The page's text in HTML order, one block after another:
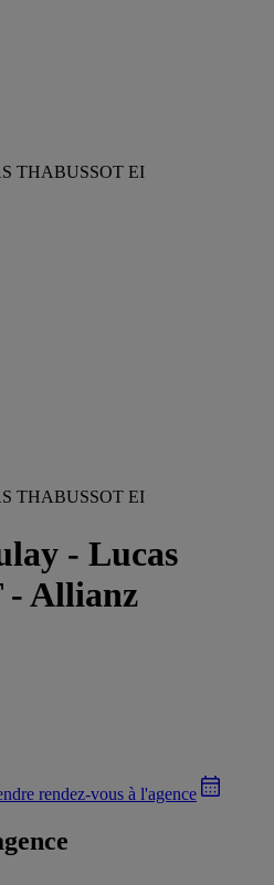
THABUSSOT EI
THABUSSOT EI
- Lucas
- Allianz
rendez-vous à l'agence